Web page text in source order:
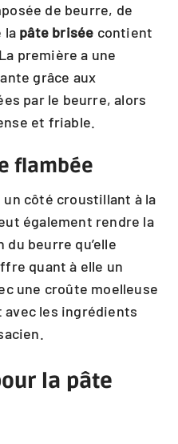
de beurre, de
la pâte brisée contient
première a une
grâce aux
par le beurre, alors
et friable.
flambée
côté croustillant à la
également rendre la
beurre qu’elle
quant à elle un
une croûte moelleuse
les ingrédients
la pâte